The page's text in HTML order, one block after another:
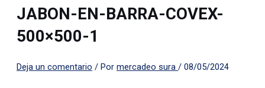
JABON-EN-BARRA-COVEX-
500×500-1
Deja un comentario / Por mercadeo sura / 08/05/2024